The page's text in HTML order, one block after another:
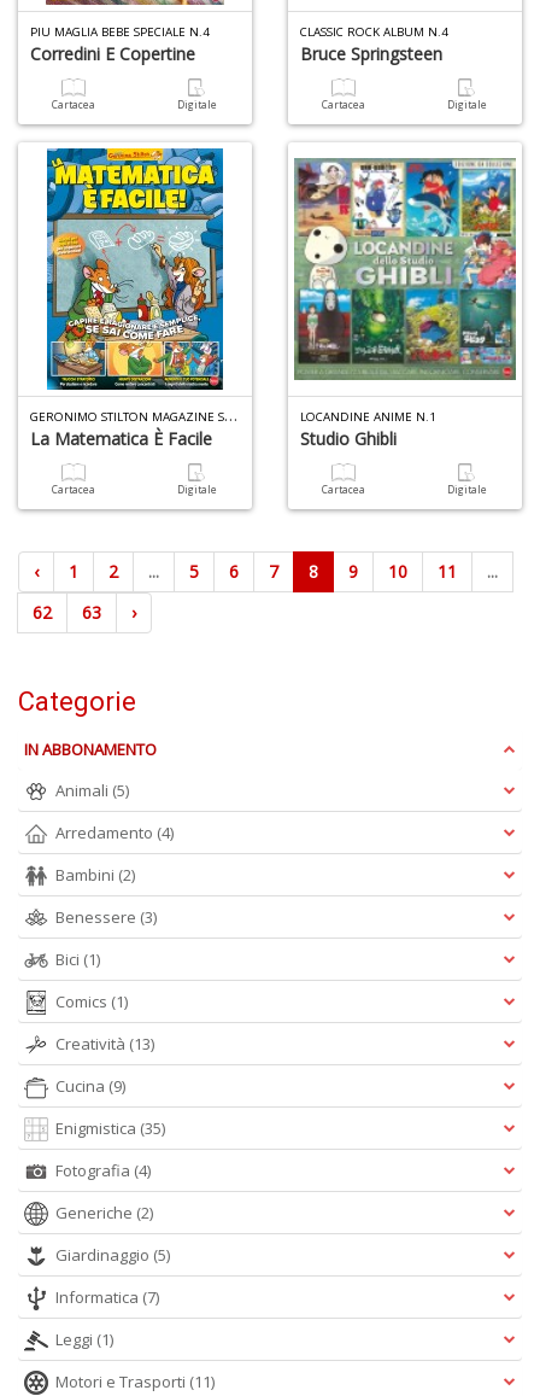
PIU MAGLIA BEBE SPECIALE N.4
Corredini E Copertine
Cartacea Digitale
CLASSIC ROCK ALBUM N.4
Bruce Springsteen
Cartacea Digitale
G
ERONIMO STILTON MAGAZINE SPECIALE N.6
La Matematica È Facile
Cartacea Digitale
LOCANDINE ANIME N.1
Studio Ghibli
Cartacea Digitale
‹ 1 2 ... 5 6 7 8 9 10 11
...
62
63 ›
Categorie
IN ABBONAMENTO
Animali (5)
Arredamento (4)
Bambini (2)
Benessere (3)
Bici (1)
Comics (1)
Creatività (13)
Cucina (9)
Enigmistica (35)
Fotografia (4)
Generiche (2)
Giardinaggio (5)
Informatica (7)
Leggi (1)
Motori e Trasporti (11)